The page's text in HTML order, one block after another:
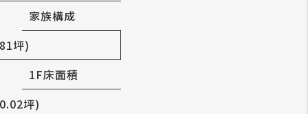
家族構成
坪)
1F床面積
坪)